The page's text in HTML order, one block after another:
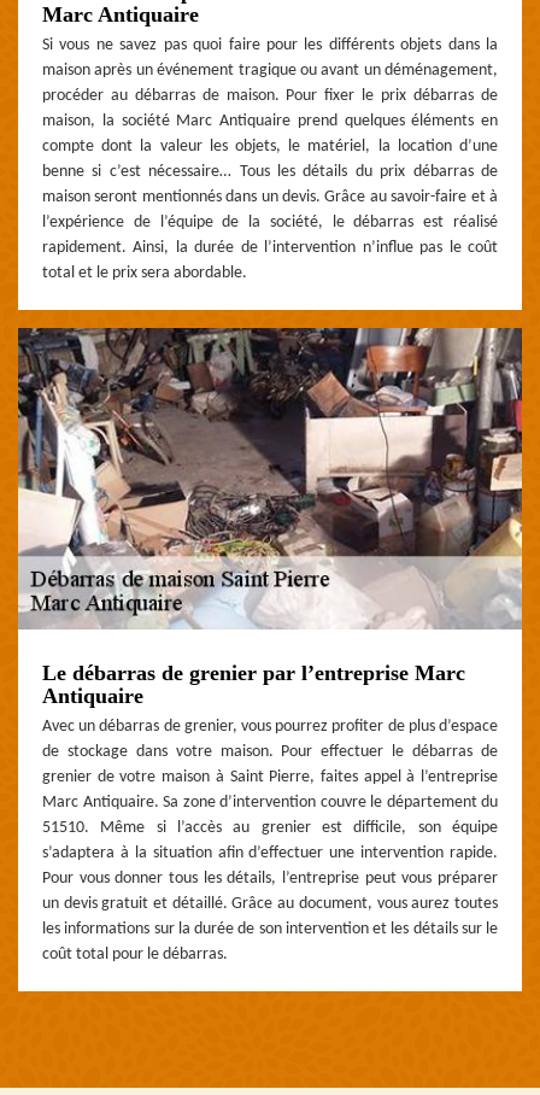
Marc Antiquaire
Si vous ne savez pas quoi faire pour les différents objets dans la
maison après un événement tragique ou avant un déménagement,
procéder au débarras de maison. Pour fixer le prix débarras de
maison, la société Marc Antiquaire prend quelques éléments en
compte dont la valeur les objets, le matériel, la location d’une
benne si c’est nécessaire… Tous les détails du prix débarras de
maison seront mentionnés dans un devis. Grâce au savoir-faire et à
l’expérience de l’équipe de la société, le débarras est réalisé
rapidement. Ainsi, la durée de l’intervention n’influe pas le coût
total et le prix sera abordable.
Le débarras de grenier par l’entreprise Marc
Antiquaire
Avec un débarras de grenier, vous pourrez profiter de plus d’espace
de stockage dans votre maison. Pour effectuer le débarras de
grenier de votre maison à Saint Pierre, faites appel à l’entreprise
Marc Antiquaire. Sa zone d’intervention couvre le département du
51510. Même si l’accès au grenier est difficile, son équipe
s’adaptera à la situation afin d’effectuer une intervention rapide.
Pour vous donner tous les détails, l’entreprise peut vous préparer
un devis gratuit et détaillé. Grâce au document, vous aurez toutes
les informations sur la durée de son intervention et les détails sur le
coût total pour le débarras.